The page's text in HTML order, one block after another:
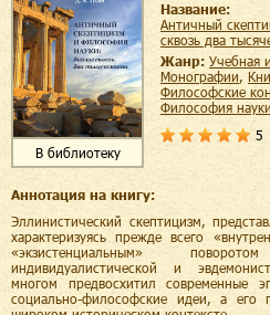
В библиотеку
Название:
Античный скептицизм и философия науки: диалог
сквозь два
Жанр:
учебная
монографии,
философские
философия науки
5
Аннотация на книгу:
Эллинистический скептицизм,
характеризуясь прежде всего
«экзистенциальным»
индивидуалистической и
многом предвосхитил современные
социально-философские идеи, а его